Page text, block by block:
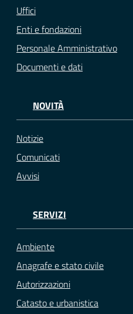
Uffici
Enti e fondazioni
Personale Amministrativo
Documenti e dati
NOVITÀ
Notizie
Comunicati
Avvisi
SERVIZI
Ambiente
Anagrafe e stato civile
Autorizzazioni
Catasto e urbanistica